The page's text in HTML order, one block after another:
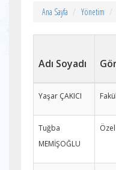
Ana Sayfa Yönetim
Adı Soyadı
Yaşar ÇAKICI
Tuğba
MEMİŞOĞLU